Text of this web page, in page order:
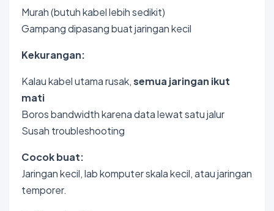
Murah (butuh kabel lebih sedikit)
Gampang dipasang buat jaringan kecil
Kekurangan:
Kalau kabel utama rusak,semua jaringan ikut
mati
Boros bandwidth karena data lewat satu jalur
Susah troubleshooting
Cocok buat:
Jaringan kecil, lab komputer skala kecil, atau jaringan
temporer.